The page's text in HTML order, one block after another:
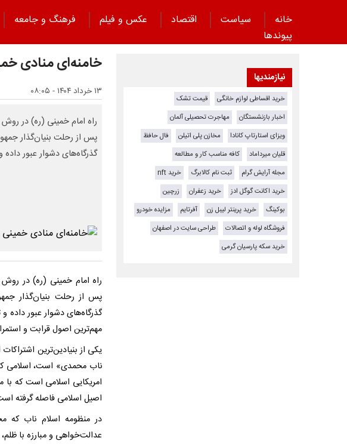
خانه سیاست اقتصاد عکس و فیلم فرهنگ و جامعه
پیوند‌ها
خامنه‌ای منادی
۱۳ خرداد ۱۴۰۴ - ۰۸:۰۵
راه امام خمینی (ره) در
پس از رحلت بنیان‌گذار
گذرگاه‌های دشوار عبور
راه امام خمینی (ره) در
پس از رحلت بنیان‌گذار
گذرگاه‌های دشوار عبور
مهم‌ترین اصول قرابت و
یکی از بنیادین‌ترین
ناب محمدی» است، اسلامی که
امریکایی اسلامی است که
اصیل اسلامی فاصله گرفته
در منظومه اسلام ناب که
عدالت‌خواهی و مبارزه با
نیازمندیها
خرید اقساطی لوازم خانگی
قیمت تشک
اخبار بازنشستگان
مهاجرت تحصیلی آلمان
ویزای استارتاپ کانادا
مخازن پلی اتیلن
فال حافظ
قلیان میرداماد
کافه مناسب کار و مطالعه
مجله آرایش گرام
ثبت نام کالابرگ
خرید nft
خرید اکانت گوگل ادز
خرید زعفران
زرچین
بوکینگ
خرید پرینتر لیبل زن آفرتایم
مزایده خودرو
فروشگاه لوله و اتصالات
طراحی سایت در اصفهان
خرید سکه پارسیان گرمی